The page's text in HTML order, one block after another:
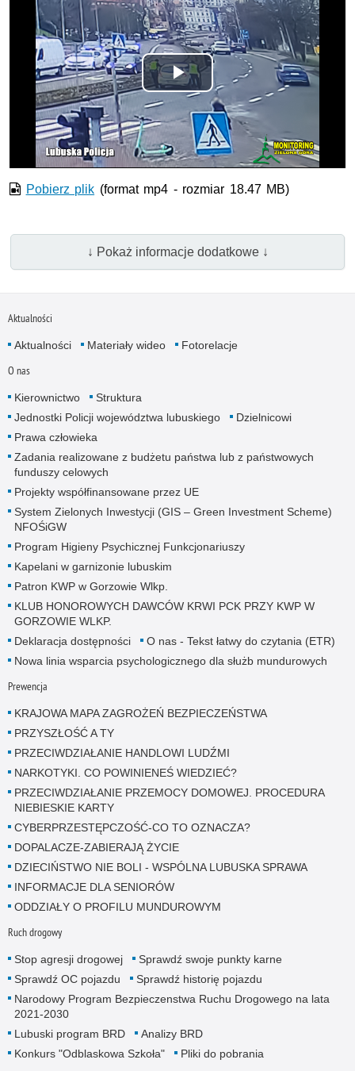
Odtwórz
wideo
Pobierz plik (format mp4 - rozmiar 18.47 MB)
↓ Pokaż informacje dodatkowe ↓
Aktualności
Aktualności Materiały wideo Fotorelacje
O nas
Kierownictwo
Struktura
Jednostki Policji województwa lubuskiego
Dzielnicowi
Prawa człowieka
Zadania realizowane z budżetu państwa lub z państwowych
funduszy celowych
Projekty współfinansowane przez UE
System Zielonych Inwestycji (GIS – Green Investment Scheme)
NFOŚiGW
Program Higieny Psychicznej Funkcjonariuszy
Kapelani w garnizonie lubuskim
Patron KWP w Gorzowie Wlkp.
KLUB HONOROWYCH DAWCÓW KRWI PCK PRZY KWP W
GORZOWIE WLKP.
Deklaracja dostępności
O nas - Tekst łatwy do czytania (ETR)
Nowa linia wsparcia psychologicznego dla służb mundurowych
Prewencja
KRAJOWA MAPA ZAGROŻEŃ BEZPIECZEŃSTWA
PRZYSZŁOŚĆ A TY
PRZECIWDZIAŁANIE HANDLOWI LUDŹMI
NARKOTYKI. CO POWINIENEŚ WIEDZIEĆ?
PRZECIWDZIAŁANIE PRZEMOCY DOMOWEJ. PROCEDURA
NIEBIESKIE KARTY
CYBERPRZESTĘPCZOŚĆ-CO TO OZNACZA?
DOPALACZE-ZABIERAJĄ ŻYCIE
DZIECIŃSTWO NIE BOLI - WSPÓLNA LUBUSKA SPRAWA
INFORMACJE DLA SENIORÓW
ODDZIAŁY O PROFILU MUNDUROWYM
Ruch drogowy
Stop agresji drogowej
Sprawdź swoje punkty karne
Sprawdź OC pojazdu
Sprawdź historię pojazdu
Narodowy Program Bezpieczenstwa Ruchu Drogowego na lata
2021-2030
Lubuski program BRD
Analizy BRD
Konkurs "Odblaskowa Szkoła"
Pliki do pobrania